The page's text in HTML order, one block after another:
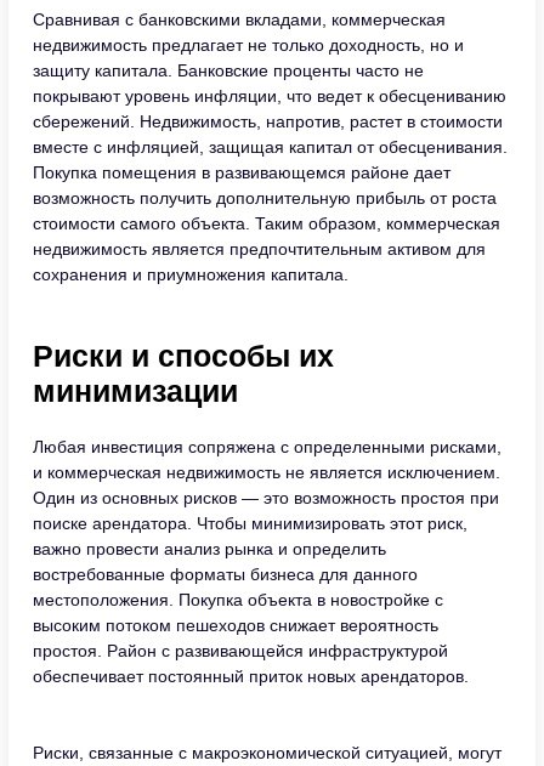
Сравнивая с банковскими вкладами, коммерческая
недвижимость предлагает не только доходность, но и
защиту капитала. Банковские проценты часто не
покрывают уровень инфляции, что ведет к обесцениванию
сбережений. Недвижимость, напротив, растет в стоимости
вместе с инфляцией, защищая капитал от обесценивания.
Покупка помещения в развивающемся районе дает
возможность получить дополнительную прибыль от роста
стоимости самого объекта. Таким образом, коммерческая
недвижимость является предпочтительным активом для
сохранения и приумножения капитала.
Риски и способы их
минимизации
Любая инвестиция сопряжена с определенными рисками,
и коммерческая недвижимость не является исключением.
Один из основных рисков — это возможность простоя при
поиске арендатора. Чтобы минимизировать этот риск,
важно провести анализ рынка и определить
востребованные форматы бизнеса для данного
местоположения. Покупка объекта в новостройке с
высоким потоком пешеходов снижает вероятность
простоя. Район с развивающейся инфраструктурой
обеспечивает постоянный приток новых арендаторов.
Риски, связанные с макроэкономической ситуацией, могут